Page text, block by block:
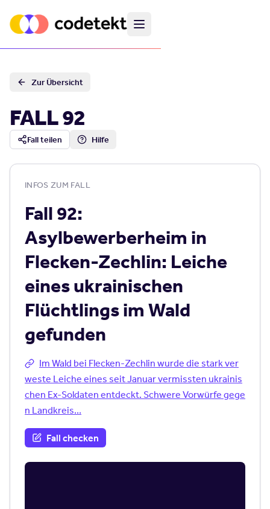
Zur Übersicht
FALL92
Fall teilen Hilfe
INFOS ZUM FALL
Fall 92:
Asylbewerberheim in
Flecken-Zechlin: Leiche
eines ukrainischen
Flüchtlings im Wald
gefunden
Im Wald bei Flecken-Zechlin wurde die stark ver
weste Leiche eines seit Januar vermissten ukrainis
chen Ex-Soldaten entdeckt. Schwere Vorwürfe gege
n Landkreis...
Fall checken